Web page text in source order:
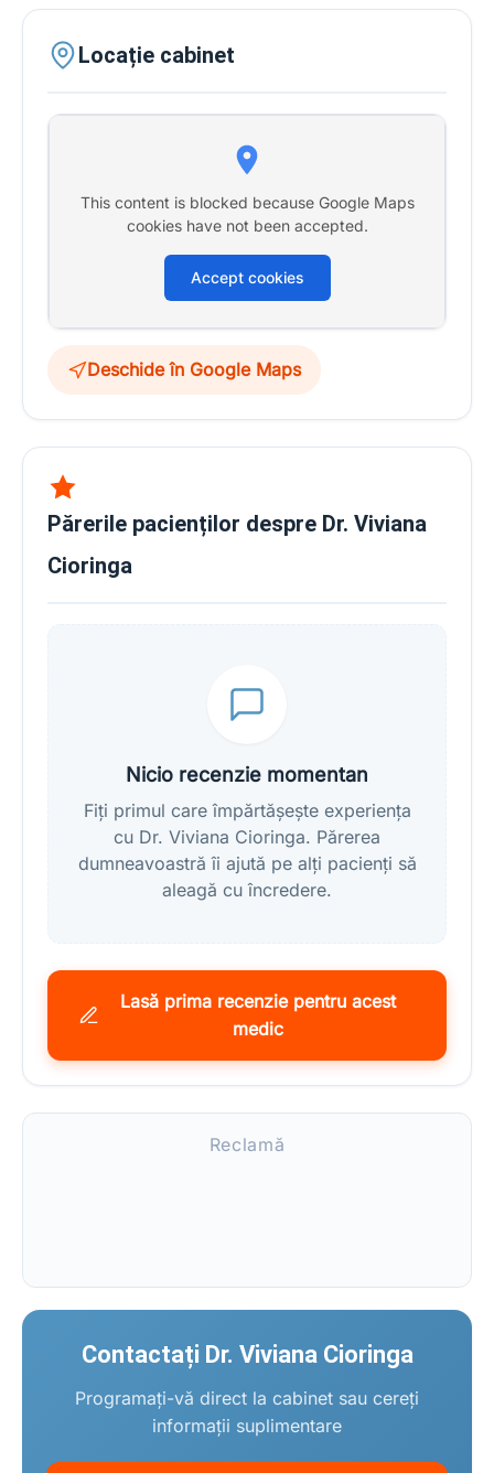
Locație cabinet
This content is blocked because Google Maps
cookies have not been accepted.
Accept cookies
Deschide în Google Maps
Părerile pacienților despre Dr. Viviana
Cioringa
Nicio recenzie momentan
Fiți primul care împărtășește experiența
cu Dr. Viviana Cioringa. Părerea
dumneavoastră îi ajută pe alți pacienți să
aleagă cu încredere.
Lasă prima recenzie pentru acest
medic
Reclamă
Contactați Dr. Viviana Cioringa
Programați-vă direct la cabinet sau cereți
informații suplimentare